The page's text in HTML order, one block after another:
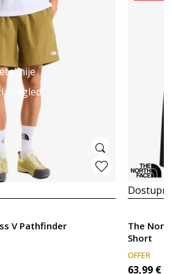
pregled
V Pathfinder
The
Short
OFFER
63,99 €